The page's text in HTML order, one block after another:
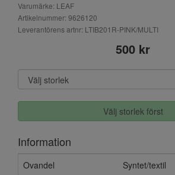
Varumärke: LEAF
Artikelnummer: 9626120
Leverantörens artnr: LTIB201R-PINK/MULTI
500 kr
Välj storlek först
Information
Ovandel
Syntet/textil